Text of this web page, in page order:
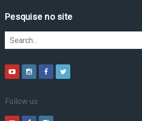
Pesquise no site
Follow us